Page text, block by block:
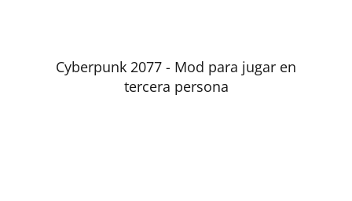
Cyberpunk 2077 - Mod para jugar en
tercera persona